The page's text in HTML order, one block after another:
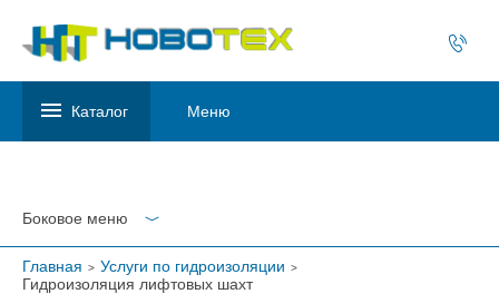
Каталог Меню
Боковое меню
Главная
Услуги по гидроизоляции
Гидроизоляция лифтовых шахт